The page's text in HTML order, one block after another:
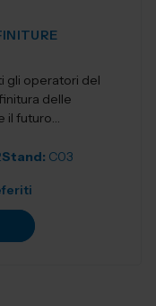
gli operatori del
Stand: C03